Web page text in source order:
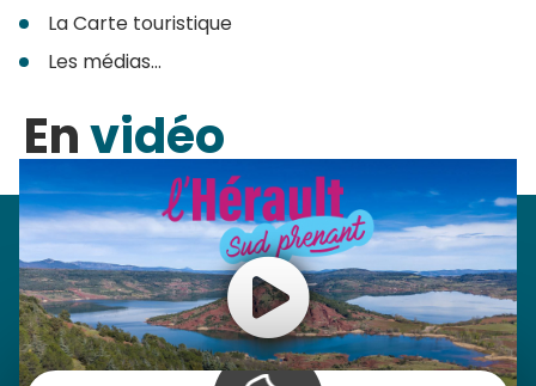
La Carte touristique
Les médias...
Envidéo